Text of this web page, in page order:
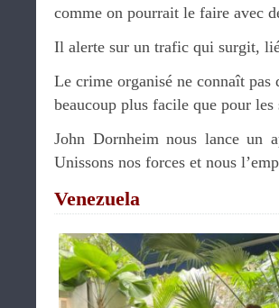
comme on pourrait le faire avec
Il alerte sur un trafic qui surgit,
Le crime organisé ne connaît
beaucoup plus facile que pour
John Dornheim nous lance un
Unissons nos forces et nous
Venezuela